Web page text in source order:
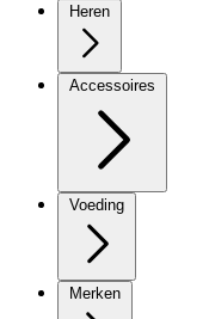
Heren
Accessoires
Voeding
Merken